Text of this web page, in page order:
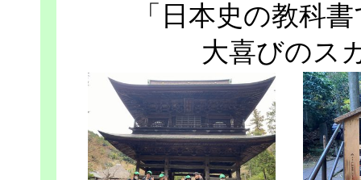
「日本史の教科
大喜びのス